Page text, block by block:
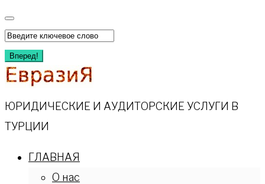
Перейти
к
содержимому
Искать:
Вперед!
ЮРИДИЧЕСКИЕ И АУДИТОРСКИЕ УСЛУГИ В
ТУРЦИИ
ГЛАВНАЯ
О нас